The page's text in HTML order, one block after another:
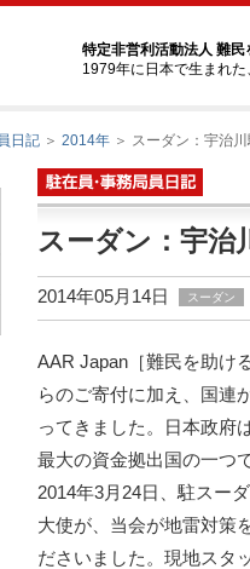
特定非営利活動法人 難民
1979年に日本で生まれ
日記 ＞ 2014年 ＞ スーダン：宇治
スーダン：宇治
2014年05月14日 スーダン
AAR Japan［難民を助け
らのご寄付に加え、国連
ってきました。日本政府
最大の資金拠出国の一つで
2014年3月24日、駐スー
大使が、当会が地雷対策
ださいました。現地スタ